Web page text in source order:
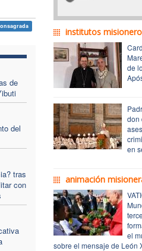
de
del
tras
con
institutos
de
don
en
animación
el
sobre el mensaje de León